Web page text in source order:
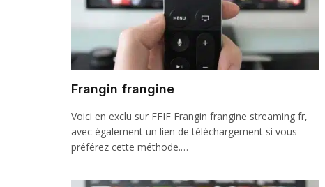
Frangin frangine
Voici en exclu sur FFIF Frangin frangine streaming fr,
avec également un lien de téléchargement si vous
préférez cette méthode.…